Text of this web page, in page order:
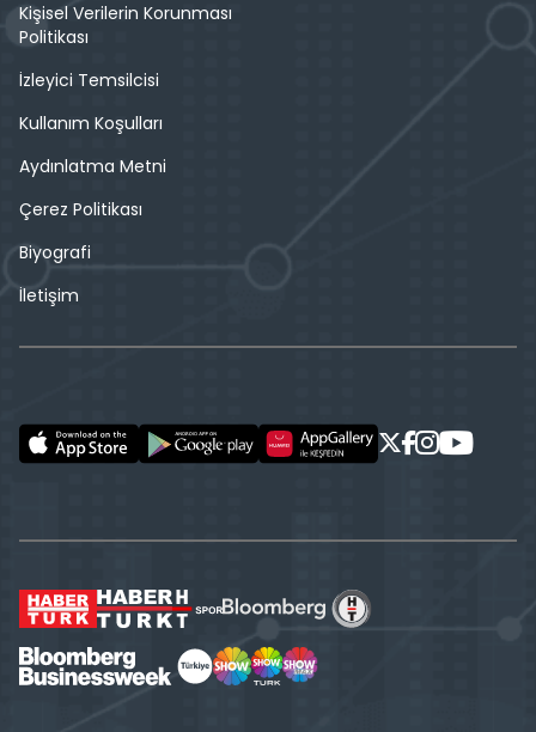
Kişisel Verilerin Korunması
Politikası
İzleyici Temsilcisi
Kullanım Koşulları
Aydınlatma Metni
Çerez Politikası
Biyografi
İletişim